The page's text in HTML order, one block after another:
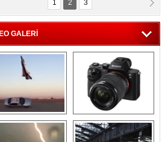
KÖYATASI
Vatan !
1 2 3
GALERİ
Savaş uçağı
pilotundan
muhteşem gösteri
Sony Alpha 7R II ön
inceleme